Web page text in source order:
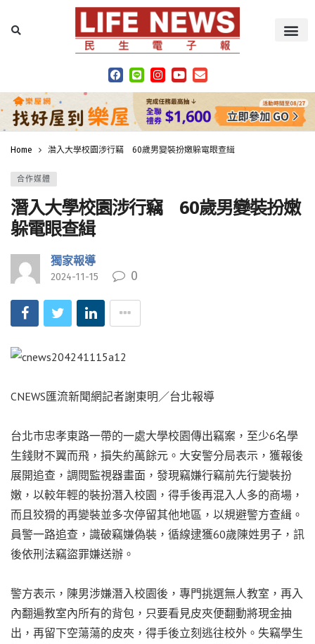
Home 潛入大學校園涉行竊 60歲男變裝扮嫩躲電眼查緝
合作媒體
潛入大學校園涉行竊 60歲男變裝扮嫩
躲電眼查緝
獨家報導
2024-11-15 0
CNEWS匯流新聞網記者謝東明／台北報導
台北市忠孝東路一帶的一處大學校園傳出竊案，至少6名學
生錢財不翼而飛，損失約萬餘元。大安警分局表示，獲報後
展開追查，調閱監視器畫面，發現竊嫌行竊前先行變裝扮
嫩，以較年輕的裝扮潛入校園，得手後再混入人多的商場，
而且狡猾的再變裝並多次停留其他地區，以規避警方查緝。
員警一路追查，識破竊嫌偽裝，循線逮獲60歲陳姓男子，訊
後依刑法竊盜罪嫌送辦。
警方表示，陳男涉嫌潛入校園後，專門挑選無人教室，再入
內翻遍教室內所有的背包，只要看見皮夾便翻動將現金抽
出，再留下空蕩蕩的皮夾，得手後立刻逃往校外。失竊學生